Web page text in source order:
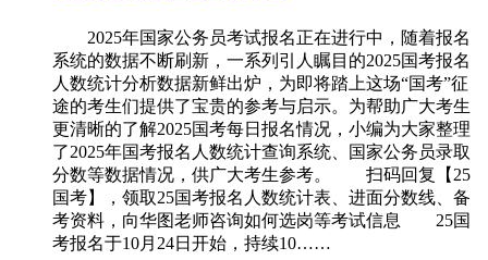
2025年国家公务员考试报名正在进行中，随着报名
系统的数据不断刷新，一系列引人瞩目的2025国考报名
人数统计分析数据新鲜出炉，为即将踏上这场“国考”征
途的考生们提供了宝贵的参考与启示。为帮助广大考生
更清晰的了解2025国考每日报名情况，小编为大家整理
了2025年国考报名人数统计查询系统、国家公务员录取
分数等数据情况，供广大考生参考。 扫码回复【25
国考】，领取25国考报名人数统计表、进面分数线、备
考资料，向华图老师咨询如何选岗等考试信息 25国
考报名于10月24日开始，持续10……